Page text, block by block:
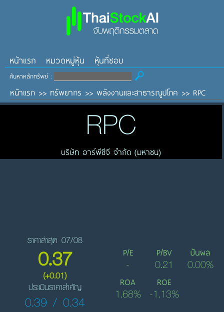
หน้าแรก หมวดหมู่หุ้น หุ้นที่ชอบ
ค้นหาหลักทรัพย์ :
หน้าแรก >> ทรัพยากร >> พลังงานและสาธารณูปโภค >> RPC
RPC
บริษัท อาร์พีซีจี จำกัด (มหาชน)
ราคาล่าสุด 07/08
0.37
(+0.01)
ประเมินราคาสำคัญ
0.39 / 0.34
P/E
-
P/BV
0.21
ปันผล
0.00%
ROA
1.68%
ROE
-1.13%